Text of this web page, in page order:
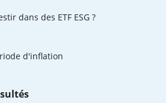
dans des ETF ESG ?
d'inflation